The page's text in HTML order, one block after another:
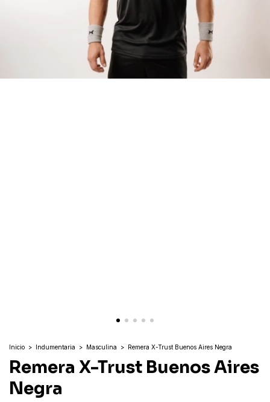
Inicio > Indumentaria > Masculina > Remera X-Trust Buenos Aires Negra
Remera X-Trust Buenos Aires
Negra